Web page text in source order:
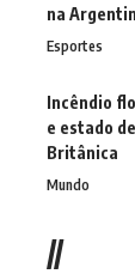
na
Esportes
Incêndio
e estado
Britânica
Mundo
//